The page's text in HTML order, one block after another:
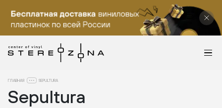
ГЛАВНАЯ SEPULTURA
Sepultura